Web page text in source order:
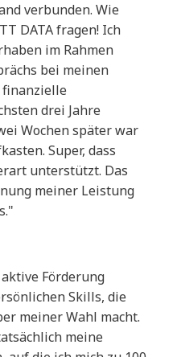
verbunden. Wie
DATA fragen! Ich
im Rahmen
bei meinen
finanzielle
drei Jahre
Wochen später war
Super, dass
unterstützt. Das
meiner Leistung
Förderung
Skills, die
meiner Wahl macht.
meine